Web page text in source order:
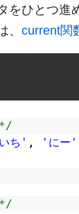
をひとつ進
、 current関
*/
ち' , 'にー'
*/